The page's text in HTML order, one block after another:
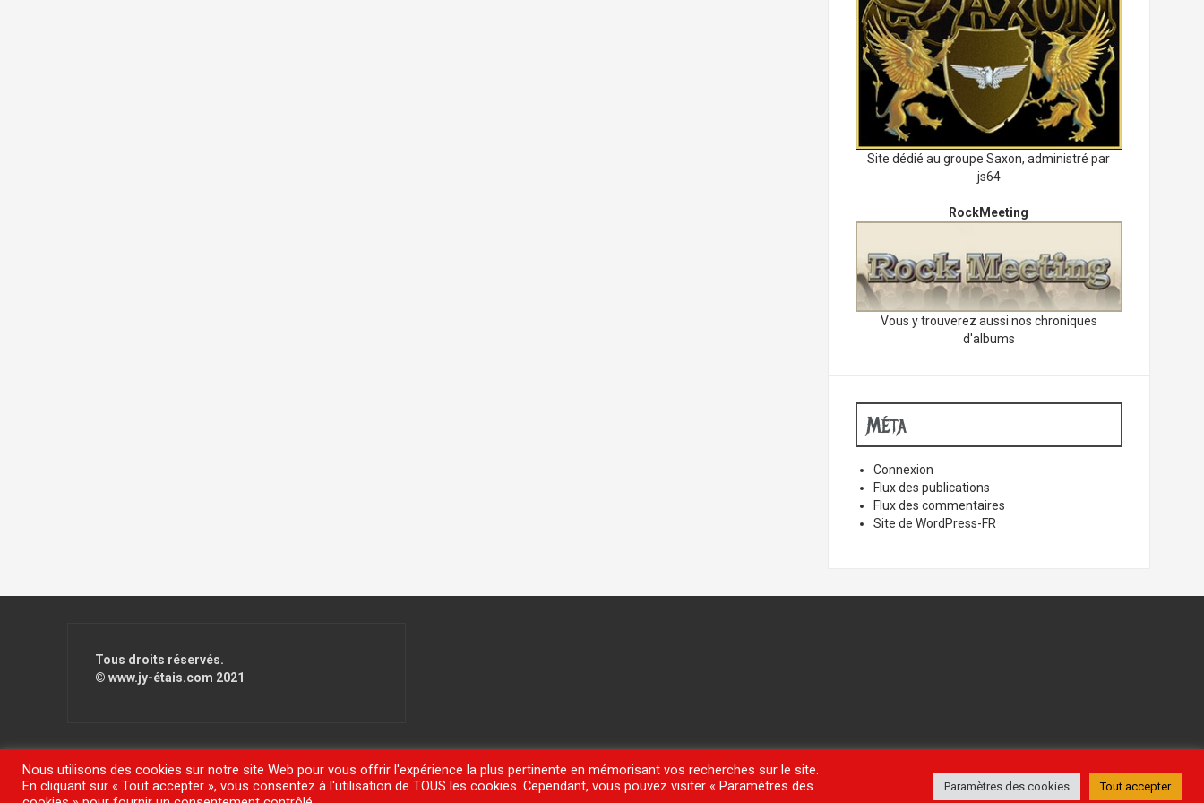
Site dédié au groupe Saxon, administré par
js64
RockMeeting
Vous y trouverez aussi nos chroniques
d'albums
Méta
Connexion
Flux des publications
Flux des commentaires
Site de WordPress-FR
Tous droits réservés.
© www.jy-étais.com 2021
Fièrement propulsé par WordPress|Thème FlyMagpar Themeisle
Nous utilisons des cookies sur notre site Web pour vous offrir l'expérience la plus pertinente en mémorisant vos recherches sur le site.
En cliquant sur « Tout accepter », vous consentez à l'utilisation de TOUS les cookies. Cependant, vous pouvez visiter « Paramètres des
Paramètres des cookies Tout accepter